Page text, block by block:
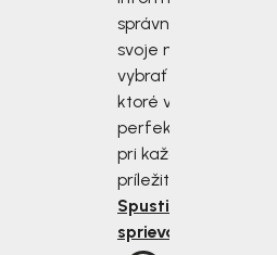
správne zmerať
svoje nohy a
vybrať si topánky,
ktoré vám budú
perfektne sedieť
pri každej
príležitosti.
Spustiť
sprievodcu